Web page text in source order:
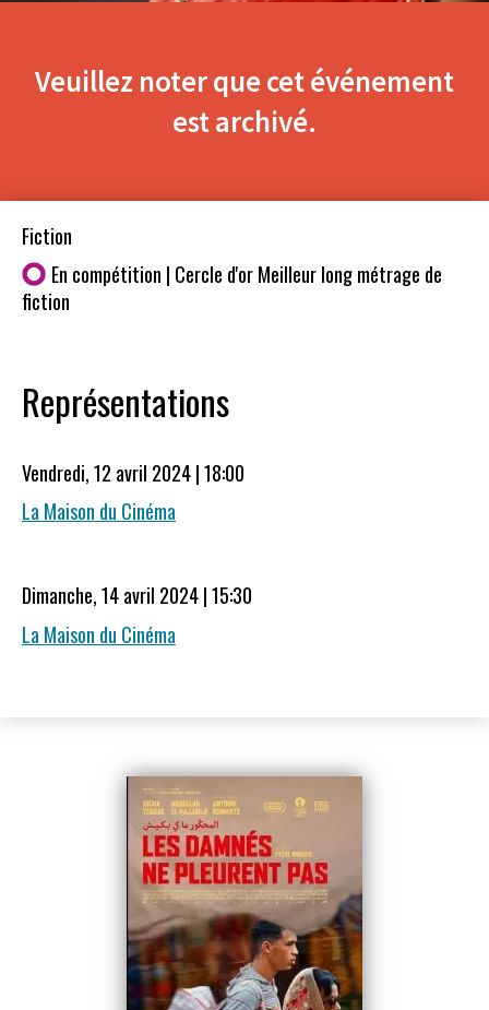
Veuillez noter que cet événement
est archivé.
Fiction
En compétition | Cercle d'or Meilleur long métrage de
fiction
Représentations
Vendredi, 12 avril 2024 | 18:00
La Maison du Cinéma
Dimanche, 14 avril 2024 | 15:30
La Maison du Cinéma